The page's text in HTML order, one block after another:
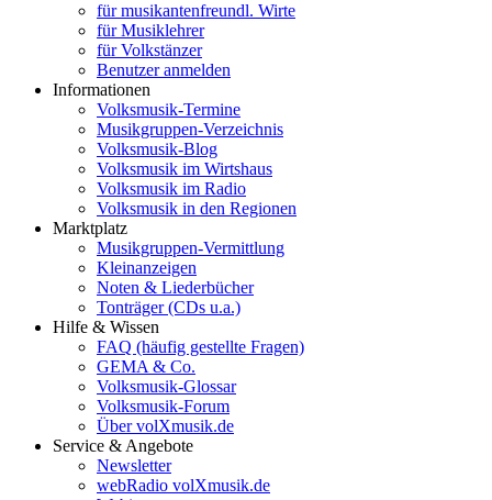
für musikantenfreundl. Wirte
für Musiklehrer
für Volkstänzer
Benutzer anmelden
Informationen
Volksmusik-Termine
Musikgruppen-Verzeichnis
Volksmusik-Blog
Volksmusik im Wirtshaus
Volksmusik im Radio
Volksmusik in den Regionen
Marktplatz
Musikgruppen-Vermittlung
Kleinanzeigen
Noten & Liederbücher
Tonträger (CDs u.a.)
Hilfe & Wissen
FAQ (häufig gestellte Fragen)
GEMA & Co.
Volksmusik-Glossar
Volksmusik-Forum
Über volXmusik.de
Service & Angebote
Newsletter
webRadio volXmusik.de